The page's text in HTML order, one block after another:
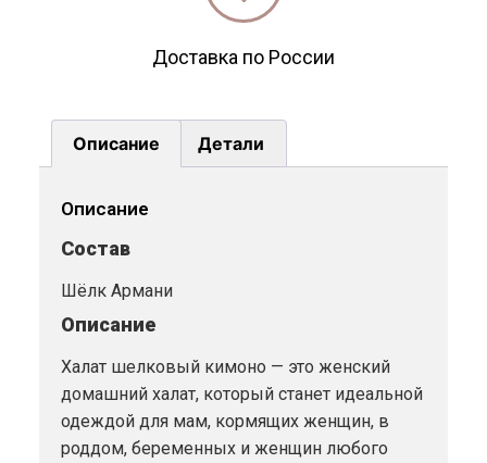
Доставка по России
Описание Детали
Описание
Состав
Шёлк Армани
Описание
Халат шелковый кимоно — это женский
домашний халат, который станет идеальной
одеждой для мам, кормящих женщин, в
роддом, беременных и женщин любого